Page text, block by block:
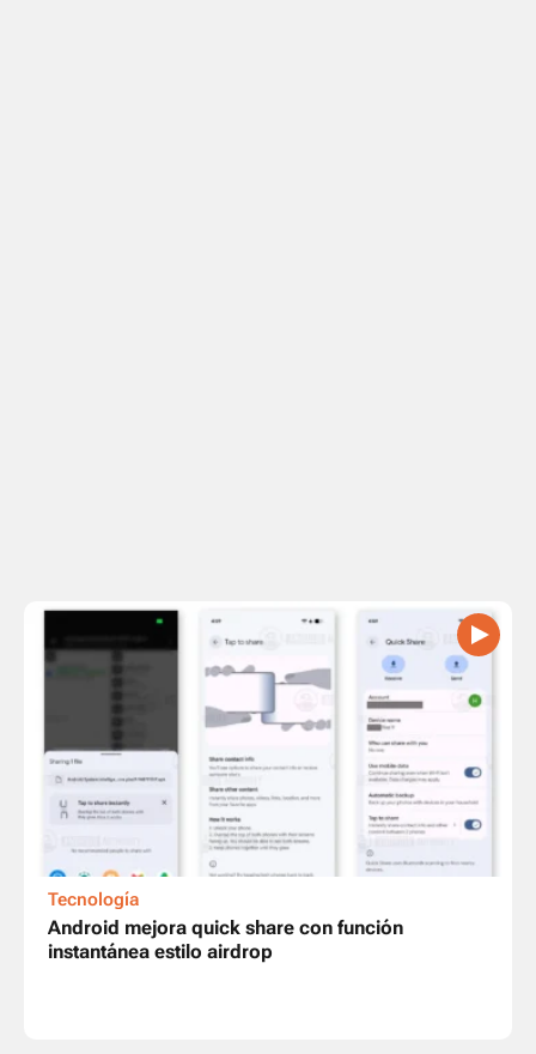
Tecnología
Android mejora quick share con función
instantánea estilo airdrop